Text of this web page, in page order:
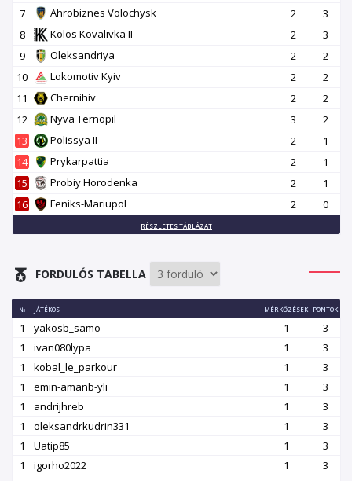
7
Ahrobiznes Volochysk 2
3
8
Kolos Kovalivka II 2
3
9
Oleksandriya 2
2
10
Lokomotiv Kyiv 2
2
11
Chernihiv 2
2
12
Nyva Ternopil 3
2
13
Polissya II 2
1
14
Prykarpattia 2
1
15
Probiy Horodenka 2
1
16
Feniks-Mariupol 2 0
RÉSZLETES TÁBLÁZAT
FORDULÓS TABELLA
№ JÁTÉKOS MÉRKŐZÉSEK PONTOK
1 yakosb_samo 1
3
1
ivan080lypa 1
3
1
kobal_le_parkour 1
3
1
emin-amanb-yli 1
3
1
andrijhreb 1
3
1
oleksandrkudrin331 1
3
1
Uatip85 1
3
1
igorho2022 1
3